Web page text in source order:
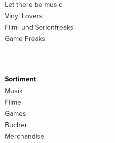
Let there be music
Vinyl Lovers
Film- und Serienfreaks
Game Freaks
Sortiment
Musik
Filme
Games
Bücher
Merchandise